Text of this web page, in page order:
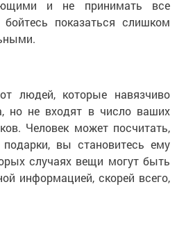
и не принимать все
показаться слишком
людей, которые навязчиво
но не входят в число ваших
Человек может посчитать,
вы становитесь ему
случаях вещи могут быть
информацией, скорей всего,